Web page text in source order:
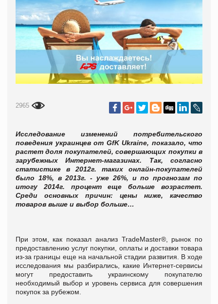
2965
Исследование изменений потребительского
поведения украинцев от GfK Ukraine, показало, что
растет доля покупателей, совершающих покупки в
зарубежных Интернет-магазинах. Так, согласно
статистике в 2012г. таких онлайн-покупателей
было 18%, в2013г. - уже 26%, и по прогнозам по
итогу 2014г. процент еще больше возрастет.
Среди основных причин: цены ниже, качество
товаров выше и выбор больше…
При этом, как показал анализ TradeMaster®, рынок по
предоставлению услуг покупки, оплаты и доставки товара
из-за границы еще на начальной стадии развития. В ходе
исследования мы разбирались, какие Интернет-сервисы
могут предоставить украинскому покупателю
необходимый выбор и уровень сервиса для совершения
покупок за рубежом.